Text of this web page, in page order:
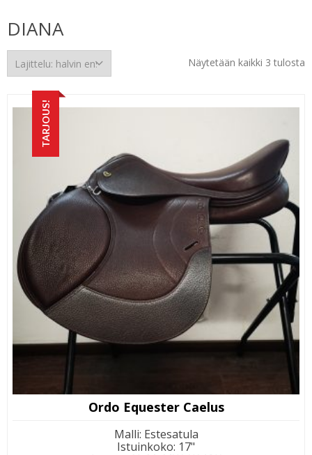
DIANA
Näytetään kaikki 3 tulosta
TARJOUS!
Ordo Equester Caelus
Malli: Estesatula
Istuinkoko: 17"